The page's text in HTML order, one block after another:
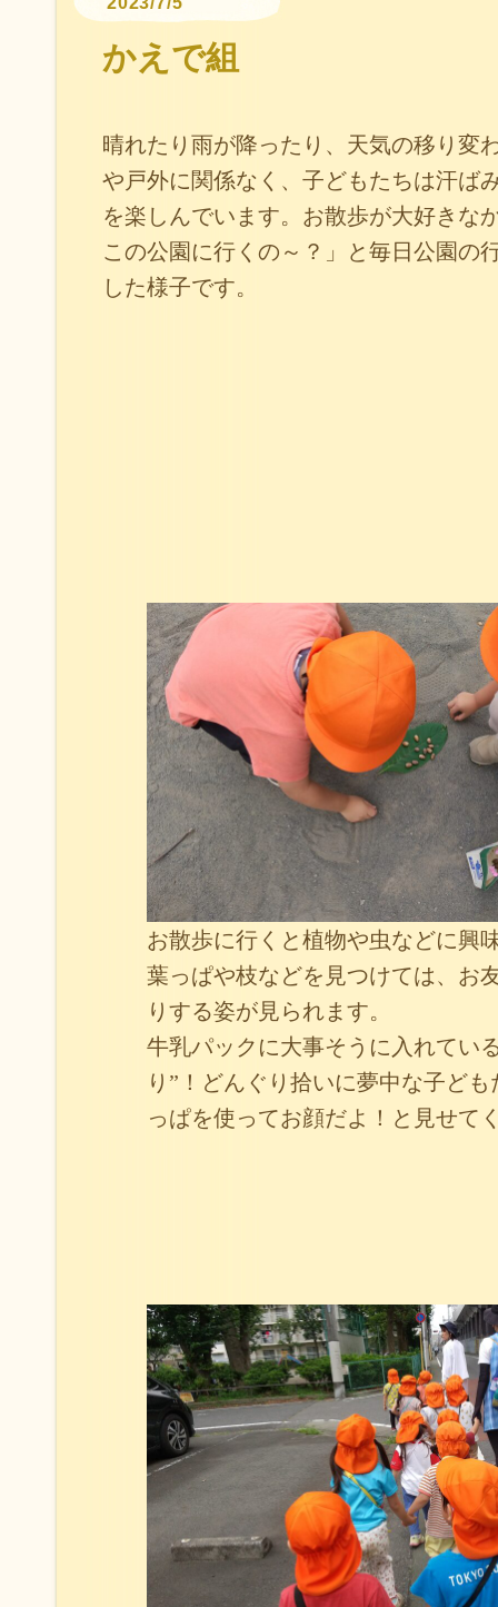
かえで組
晴れたり雨が降ったり、天気の移り変
や戸外に関係なく、子どもたちは汗ば
を楽しんでいます。お散歩が大好きな
この公園に行くの～？」と毎日公園の
した様子です。
お散歩に行くと植物や虫などに興
葉っぱや枝などを見つけては、お
りする姿が見られます。
牛乳パックに大事そうに入れて
り”！どんぐり拾いに夢中な子ど
っぱを使ってお顔だよ！と見せて